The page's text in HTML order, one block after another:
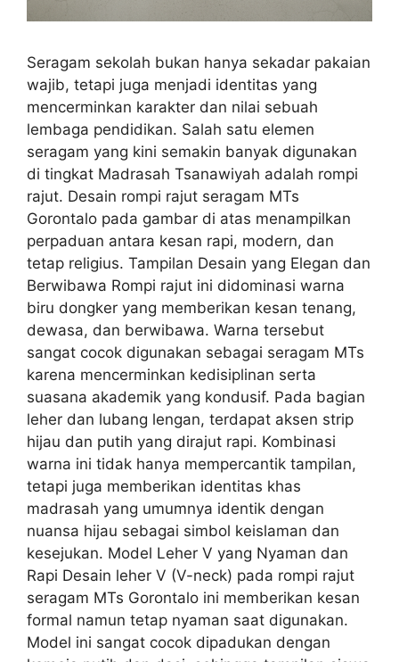
Seragam sekolah bukan hanya sekadar pakaian
wajib, tetapi juga menjadi identitas yang
mencerminkan karakter dan nilai sebuah
lembaga pendidikan. Salah satu elemen
seragam yang kini semakin banyak digunakan
di tingkat Madrasah Tsanawiyah adalah rompi
rajut. Desain rompi rajut seragam MTs
Gorontalo pada gambar di atas menampilkan
perpaduan antara kesan rapi, modern, dan
tetap religius. Tampilan Desain yang Elegan dan
Berwibawa Rompi rajut ini didominasi warna
biru dongker yang memberikan kesan tenang,
dewasa, dan berwibawa. Warna tersebut
sangat cocok digunakan sebagai seragam MTs
karena mencerminkan kedisiplinan serta
suasana akademik yang kondusif. Pada bagian
leher dan lubang lengan, terdapat aksen strip
hijau dan putih yang dirajut rapi. Kombinasi
warna ini tidak hanya mempercantik tampilan,
tetapi juga memberikan identitas khas
madrasah yang umumnya identik dengan
nuansa hijau sebagai simbol keislaman dan
kesejukan. Model Leher V yang Nyaman dan
Rapi Desain leher V (V-neck) pada rompi rajut
seragam MTs Gorontalo ini memberikan kesan
formal namun tetap nyaman saat digunakan.
Model ini sangat cocok dipadukan dengan